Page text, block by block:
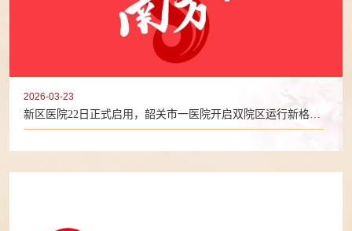
2026-03-23
新区医院22日正式启用，韶关市一医院开启双院区运行新格局